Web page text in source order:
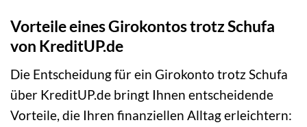
Vorteile eines Girokontos trotz Schufa
von KreditUP.de
Die Entscheidung für ein Girokonto trotz Schufa
über KreditUP.de bringt Ihnen entscheidende
Vorteile, die Ihren finanziellen Alltag erleichtern: